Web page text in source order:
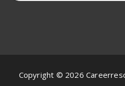
Copyright © 2026